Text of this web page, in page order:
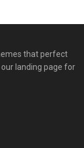
that perfect
landing page for